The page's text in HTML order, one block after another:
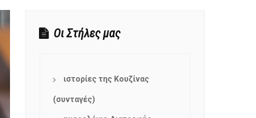
Οι Στήλες μας
ιστορίες της Κουζίνας
(συνταγές)